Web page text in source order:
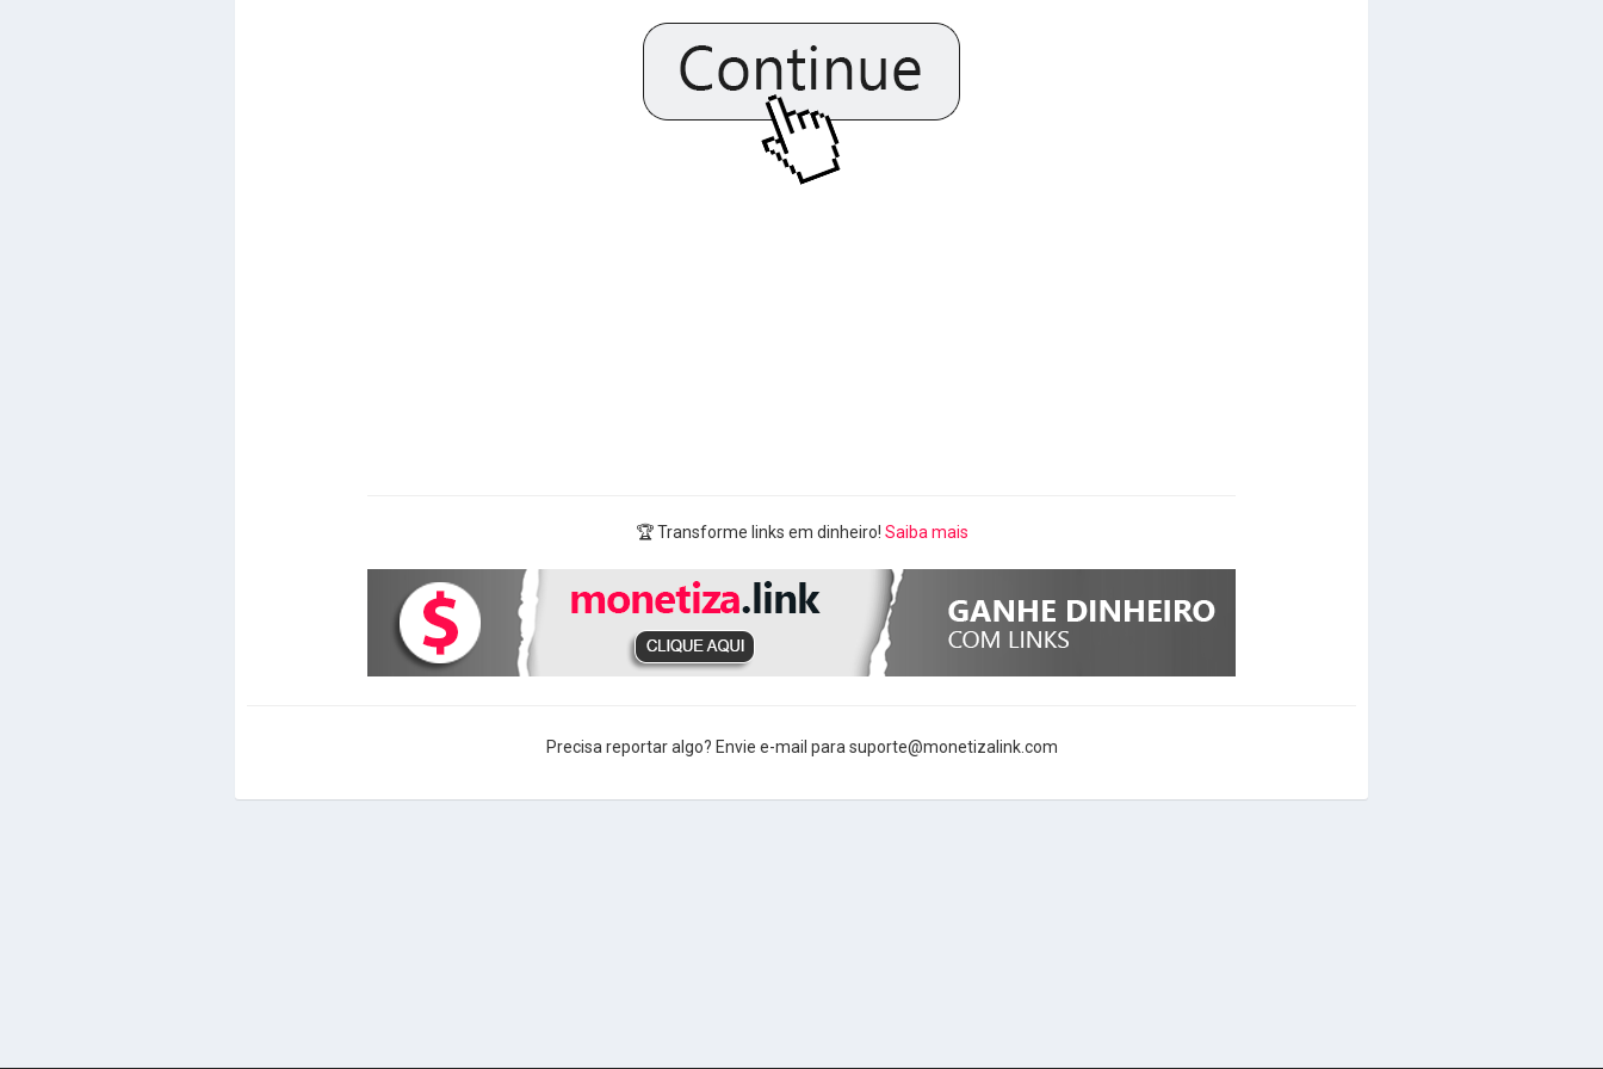
🏆 Transforme links em dinheiro! Saiba mais
Precisa reportar algo? Envie e-mail para suporte@monetizalink.com